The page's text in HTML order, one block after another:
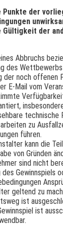
Punkte der
Gültigkeit der
Abbruchs
des
der noch offenen
E-Mail vom
technische
zu
führen.
kann die
von Gründen
sind nicht
des Gewinnspiels
geltend zu
ist
ist